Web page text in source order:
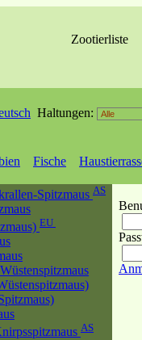
Zootierliste
Haltungen:
Fische
Spitzmaus AS
EU
AS